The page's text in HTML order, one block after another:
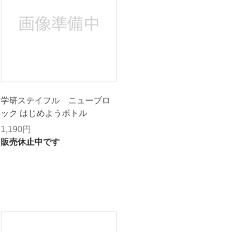
学研ステイフル ニューブロ
ック はじめようボトル
1,190円
販売休止中です